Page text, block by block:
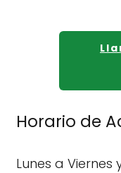
Horario de
Lunes a Viernes